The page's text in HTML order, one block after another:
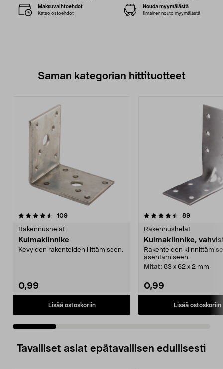
Maksuvaihtoehdot
Katso ostoehdot
Nouda myymälästä
Ilmainen nouto myymälästä
Saman kategorian hittituotteet
109arvostelut
Rakennushelat
Kulmakiinnike
Kevyiden rakenteiden liittämiseen.
0,99
Lisää ostoskoriin
4.5 viidestä
89arvostelut
Rakennushelat
Kulmakiinnike,
Rakenteiden
asentamiseen.
Mitat: 83 x 62 x 2 mm
0,99
Lisää ostoskoriin
4.5 viidestä
Tavalliset asiat epätavallisen edullisesti